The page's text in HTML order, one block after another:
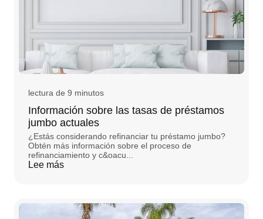
lectura de 9 minutos
Información sobre las tasas de préstamos
jumbo actuales
¿Estás considerando refinanciar tu préstamo jumbo?
Obtén más información sobre el proceso de
refinanciamiento y c&oacu...
Lee más